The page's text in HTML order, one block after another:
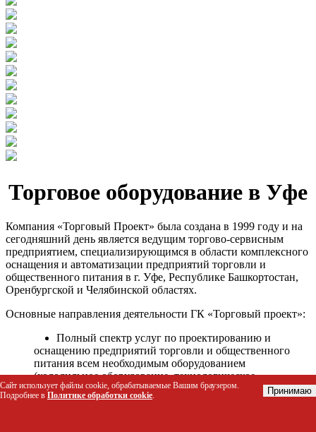
Торговое оборудование в Уфе
Компания «Торговый Проект» была создана в 1999 году и на
сегодняшний день является ведущим торгово-сервисным
предприятием, специализирующимся в области комплексного
оснащения и автоматизации предприятий торговли и
общественного питания в г. Уфе, Республике Башкортостан,
Оренбургской и Челябинской областях.
Основные направления деятельности ГК «Торговый проект»:
Полный спектр услуг по проектированию и
оснащению предприятий торговли и общественного
питания всем необходимым оборудованием
(холодильное оборудование, технологическое
оборудование, стеллажное оборудование и т.д.);
Автоматизация торговых процессов и внедрения
Сайт использует файлы cookie, обрабатываемые Вашим браузером.
Подробнее в Политике обработки cookie. Принимаю